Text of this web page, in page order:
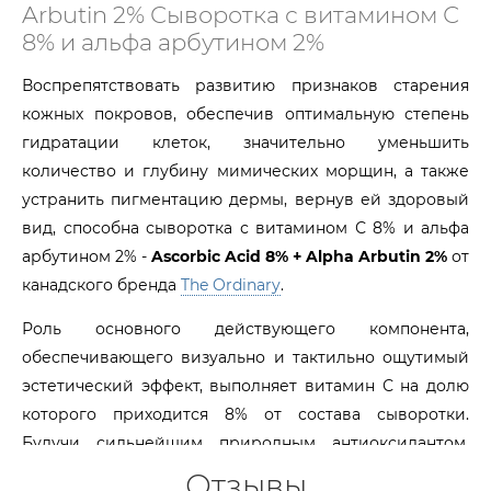
Arbutin 2% Сыворотка с витамином С
8% и альфа арбутином 2%
Воспрепятствовать развитию признаков старения
кожных покровов, обеспечив оптимальную степень
гидратации клеток, значительно уменьшить
количество и глубину мимических морщин, а также
устранить пигментацию дермы, вернув ей здоровый
вид, способна сыворотка с витамином С 8% и альфа
арбутином 2% - Ascorbic Acid 8% + Alpha Arbutin 2% от
канадского бренда The Ordinary.
Роль основного действующего компонента,
обеспечивающего визуально и тактильно ощутимый
эстетический эффект, выполняет витамин С на долю
которого приходится 8% от состава сыворотки.
Будучи сильнейшим природным антиоксидантом,
аскорбиновая кислота принимает участие в